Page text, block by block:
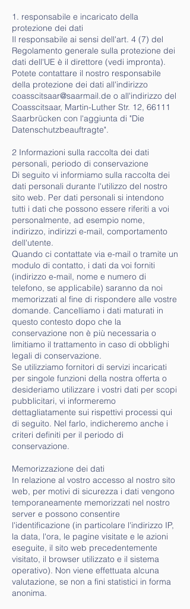
1. responsabile e incaricato della
protezione dei dati
Il responsabile ai sensi dell'art. 4 (7) del
Regolamento generale sulla protezione dei
dati dell'UE è il direttore (vedi impronta).
Potete contattare il nostro responsabile
della protezione dei dati all'indirizzo
coasscitsaar@saarmail.de o all'indirizzo del
Coasscitsaar, Martin-Luther Str. 12, 66111
Saarbrücken con l'aggiunta di "Die
Datenschutzbeauftragte".
2 Informazioni sulla raccolta dei dati
personali, periodo di conservazione
Di seguito vi informiamo sulla raccolta dei
dati personali durante l'utilizzo del nostro
sito web. Per dati personali si intendono
tutti i dati che possono essere riferiti a voi
personalmente, ad esempio nome,
indirizzo, indirizzi e-mail, comportamento
dell'utente.
Quando ci contattate via e-mail o tramite un
modulo di contatto, i dati da voi forniti
(indirizzo e-mail, nome e numero di
telefono, se applicabile) saranno da noi
memorizzati al fine di rispondere alle vostre
domande. Cancelliamo i dati maturati in
questo contesto dopo che la
conservazione non è più necessaria o
limitiamo il trattamento in caso di obblighi
legali di conservazione.
Se utilizziamo fornitori di servizi incaricati
per singole funzioni della nostra offerta o
desideriamo utilizzare i vostri dati per scopi
pubblicitari, vi informeremo
dettagliatamente sui rispettivi processi qui
di seguito. Nel farlo, indicheremo anche i
criteri definiti per il periodo di
conservazione.
Memorizzazione dei dati
In relazione al vostro accesso al nostro sito
web, per motivi di sicurezza i dati vengono
temporaneamente memorizzati nel nostro
server e possono consentire
l'identificazione (in particolare l'indirizzo IP,
la data, l'ora, le pagine visitate e le azioni
eseguite, il sito web precedentemente
visitato, il browser utilizzato e il sistema
operativo). Non viene effettuata alcuna
valutazione, se non a fini statistici in forma
anonima.